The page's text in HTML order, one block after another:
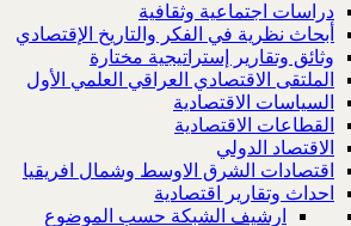
دراسات اجتماعية وثقافية
أبحاث نظرية في الفكر والتاريخ الإقتصادي
وثائق وتقارير إستراتيجية مختارة
الملتقى الاقتصادي العراقي العلمي الأول
السياسات الاقتصادية
القطاعات الاقتصادية
الاقتصاد الدولي
اقتصادات الشرق الاوسط وشمال افريقيا
احداث وتقارير اقتصادية
ارشيف الشبكة حسب الموضوع